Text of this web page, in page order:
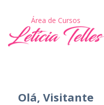
Área de Cursos
Olá, Visitante